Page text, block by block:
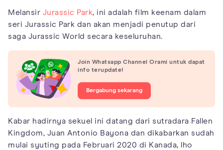
Melansir Jurassic Park, ini adalah film keenam dalam
seri Jurassic Park dan akan menjadi penutup dari
saga Jurassic World secara keseluruhan.
Join Whatsapp Channel Orami untuk dapat
info terupdate!
Bergabung sekarang
Kabar hadirnya sekuel ini datang dari sutradara Fallen
Kingdom, Juan Antonio Bayona dan dikabarkan sudah
mulai syuting pada Februari 2020 di Kanada, lho